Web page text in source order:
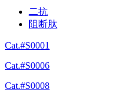
二抗
阻断肽
Cat.#S0001
Cat.#S0006
Cat.#S0008